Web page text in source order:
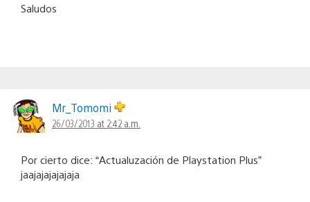
Saludos
Mr_Tomomi
26/03/2013 at 2:42 a.m.
Por cierto dice: “Actualuzación de Playstation Plus”
jaajajajajajaja